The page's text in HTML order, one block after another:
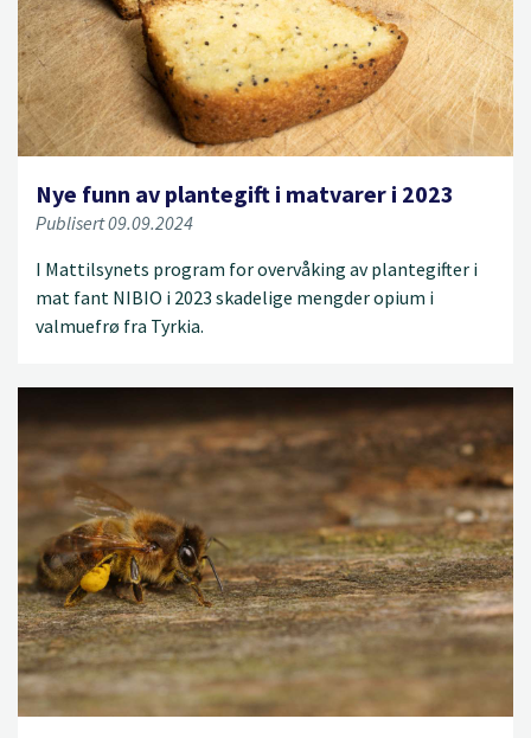
Nye funn av plantegift i matvarer i 2023
Publisert 09.09.2024
I Mattilsynets program for overvåking av plantegifter i
mat fant NIBIO i 2023 skadelige mengder opium i
valmuefrø fra Tyrkia.